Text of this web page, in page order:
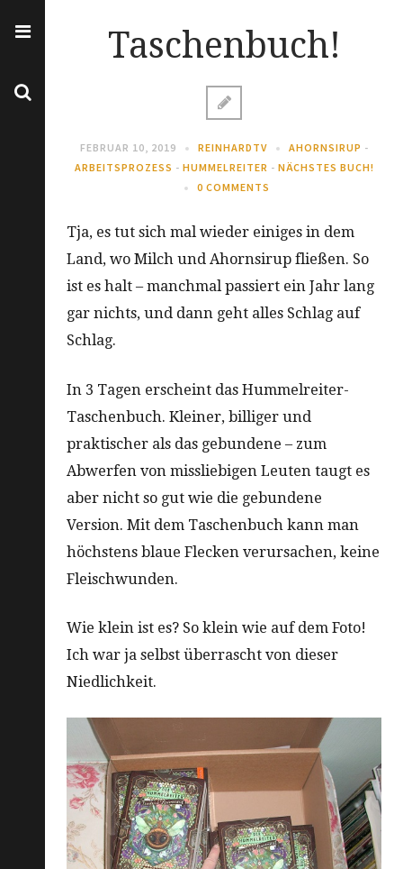
Taschenbuch!
FEBRUAR 10, 2019 REINHARDTV AHORNSIRUP -
ARBEITSPROZESS - HUMMELREITER - NÄCHSTES BUCH!
0 COMMENTS
Tja, es tut sich mal wieder einiges in dem
Land, wo Milch und Ahornsirup fließen. So
ist es halt – manchmal passiert ein Jahr lang
gar nichts, und dann geht alles Schlag auf
Schlag.
In 3 Tagen erscheint das Hummelreiter-
Taschenbuch. Kleiner, billiger und
praktischer als das gebundene – zum
Abwerfen von missliebigen Leuten taugt es
aber nicht so gut wie die gebundene
Version. Mit dem Taschenbuch kann man
höchstens blaue Flecken verursachen, keine
Fleischwunden.
Wie klein ist es? So klein wie auf dem Foto!
Ich war ja selbst überrascht von dieser
Niedlichkeit.